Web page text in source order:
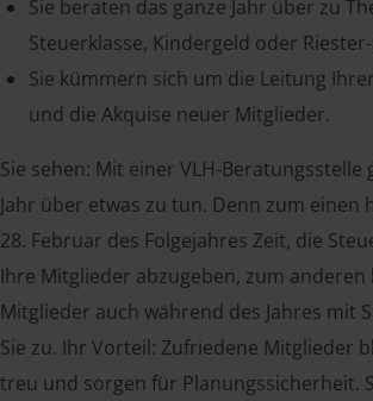
Sie beraten das ganze Jahr über zu
Steuerklasse, Kindergeld oder
Sie kümmern sich um die Leitung
und die Akquise neuer Mitglieder.
Sie sehen: Mit einer VLH-Beratungsstelle
Jahr über etwas zu tun. Denn zum einen
28. Februar des Folgejahres Zeit, die
Ihre Mitglieder abzugeben, zum anderen
Mitglieder auch während des Jahres mit
Sie zu. Ihr Vorteil: Zufriedene Mitglieder
treu und sorgen für Planungssicherheit.